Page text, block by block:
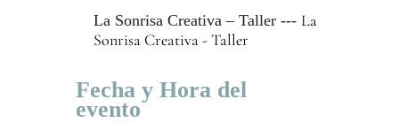
La Sonrisa Creativa – Taller --- La
Sonrisa Creativa - Taller
Fecha y Hora del
evento